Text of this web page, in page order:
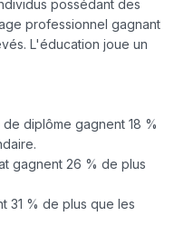
possédant des
professionnel gagnant
L'éducation joue un
diplôme gagnent 18 %
gagnent 26 % de plus
31 % de plus que les